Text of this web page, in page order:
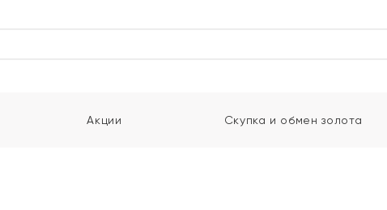
Акции Скупка и обмен золота